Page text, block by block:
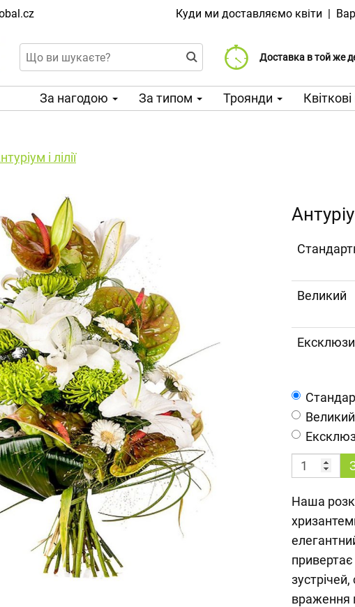
Куди ми доставляємо квіти |
Доставка в той же
Доставка від 99 CZK
Виберіть дату
За нагодою За типом Троянди
і лілії
Великий
Наша
привертає
враження